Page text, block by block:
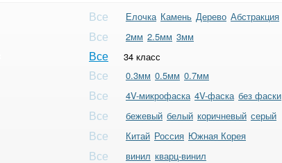
Все Елочка Камень Дерево Абстракция
Все 2мм 2.5мм 3мм
Все 34 класс
Все 0.3мм 0.5мм 0.7мм
Все 4V-микрофаска 4V-фаска без фаски
Все бежевый белый коричневый серый
Все Китай Россия Южная Корея
Все винил кварц-винил